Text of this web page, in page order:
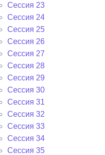
Сессия 23
Сессия 24
Сессия 25
Сессия 26
Сессия 27
Сессия 28
Сессия 29
Сессия 30
Сессия 31
Сессия 32
Сессия 33
Сессия 34
Сессия 35